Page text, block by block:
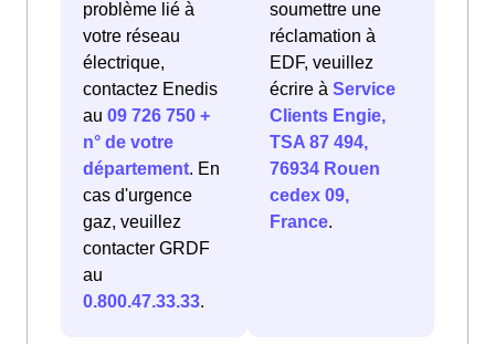
problème lié à
votre réseau
électrique,
contactez Enedis
au 09 726 750 +
n° de votre
département. En
cas d'urgence
gaz, veuillez
contacter GRDF
au
0.800.47.33.33.
soumettre une
réclamation à
EDF, veuillez
écrire à Service
Clients Engie,
TSA 87 494,
76934 Rouen
cedex 09,
France.